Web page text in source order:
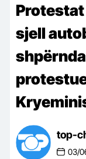
sjell
top-
03/